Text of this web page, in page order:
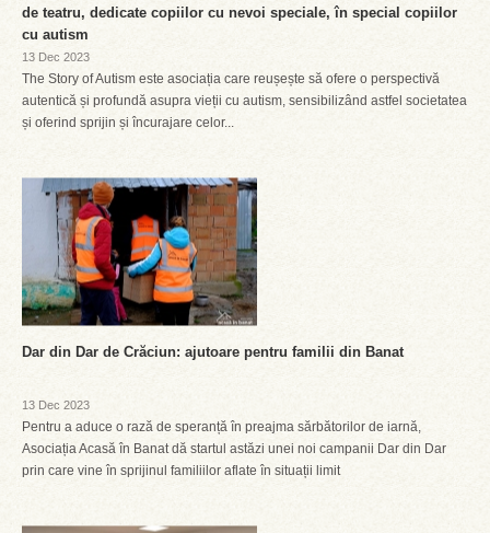
de teatru, dedicate copiilor cu nevoi speciale, în special copiilor
cu autism
13 Dec 2023
The Story of Autism este asociația care reușește să ofere o perspectivă
autentică și profundă asupra vieții cu autism, sensibilizând astfel societatea
și oferind sprijin și încurajare celor...
Dar din Dar de Crăciun: ajutoare pentru familii din Banat
13 Dec 2023
Pentru a aduce o rază de speranță în preajma sărbătorilor de iarnă,
Asociația Acasă în Banat dă startul astăzi unei noi campanii Dar din Dar
prin care vine în sprijinul familiilor aflate în situații limit